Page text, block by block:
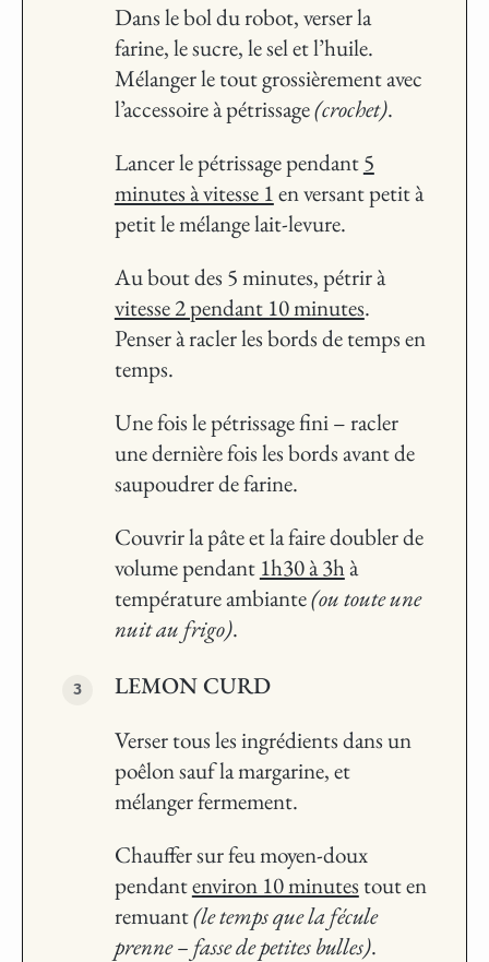
Dans le bol du robot, verser la
farine, le sucre, le sel et l’huile.
Mélanger le tout grossièrement avec
l’accessoire à pétrissage(crochet).
Lancer le pétrissage pendant5
minutes à vitesse 1en versant petit à
petit le mélange lait-levure.
Au bout des 5 minutes, pétrir à
vitesse 2 pendant 10 minutes.
Penser à racler les bords de temps en
temps.
Une fois le pétrissage fini – racler
une dernière fois les bords avant de
saupoudrer de farine.
Couvrir la pâte et la faire doubler de
volume pendant 1h30 à 3hà
température ambiante(ou toute une
nuit au frigo).
LEMON CURD
Verser tous les ingrédients dans un
poêlon sauf la margarine, et
mélanger fermement.
Chauffer sur feu moyen-doux
pendantenviron 10 minutestout en
remuant(le temps que la fécule
prenne – fasse de petites bulles).